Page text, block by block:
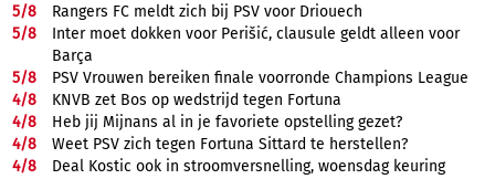
5/8
Rangers FC meldt zich bij PSV voor Driouech
5/8
Inter moet dokken voor Perišić, clausule geldt alleen voor
Barça
5/8
PSV Vrouwen bereiken finale voorronde Champions League
4/8
KNVB zet Bos op wedstrijd tegen Fortuna
4/8
Heb jij Mijnans al in je favoriete opstelling gezet?
4/8
Weet PSV zich tegen Fortuna Sittard te herstellen?
4/8 Deal Kostic ook in stroomversnelling, woensdag keuring